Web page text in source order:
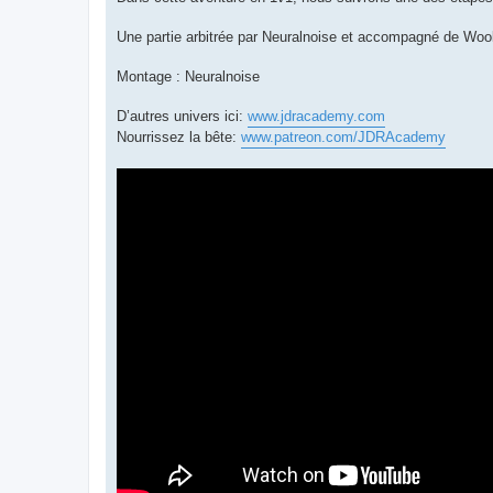
Une partie arbitrée par Neuralnoise et accompagné de
Montage : Neuralnoise
D’autres univers ici: www.jdracademy.com
Nourrissez la bête: www.patreon.com/JDRAcademy